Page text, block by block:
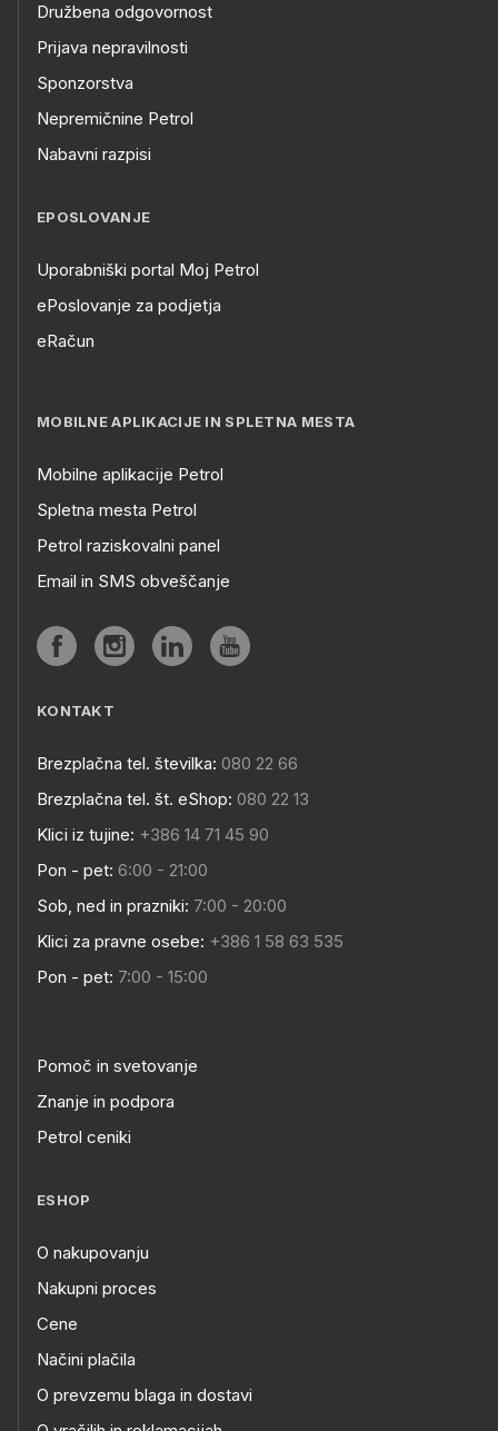
Družbena odgovornost
Prijava nepravilnosti
Sponzorstva
Nepremičnine Petrol
Nabavni razpisi
EPOSLOVANJE
Uporabniški portal Moj Petrol
ePoslovanje za podjetja
eRačun
MOBILNE APLIKACIJE IN SPLETNA MESTA
Mobilne aplikacije Petrol
Spletna mesta Petrol
Petrol raziskovalni panel
Email in SMS obveščanje
KONTAKT
Brezplačna tel. številka: 080 22 66
Brezplačna tel. št. eShop: 080 22 13
Klici iz tujine: +386 14 71 45 90
Pon - pet: 6:00 - 21:00
Sob, ned in prazniki: 7:00 - 20:00
Klici za pravne osebe: +386 1 58 63 535
Pon - pet: 7:00 - 15:00
Pomoč in svetovanje
Znanje in podpora
Petrol ceniki
ESHOP
O nakupovanju
Nakupni proces
Cene
Načini plačila
O prevzemu blaga in dostavi